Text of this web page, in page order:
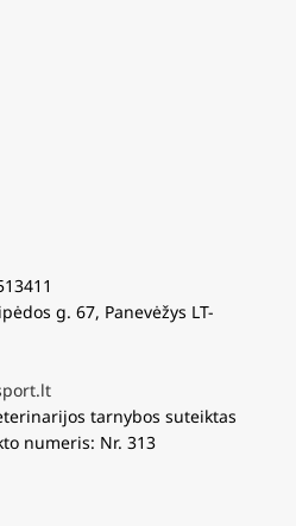
g. 67, Panevėžys LT-
tarnybos suteiktas
numeris: Nr. 313